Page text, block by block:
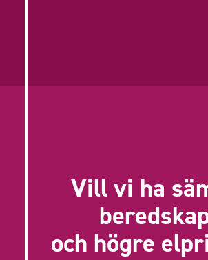
Vill vi ha
och högre